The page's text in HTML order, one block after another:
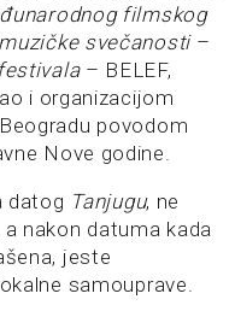
filmskog
svečаnosti–
– BELEF,
i organizacijom
povodom
Nove godine.
datog Tanjugu, ne
nakon datuma kada
jeste
samouprave.